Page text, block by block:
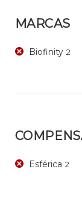
MARCAS
Biofinity 2
Esférica 2